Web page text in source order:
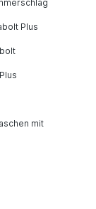
Plus
mit